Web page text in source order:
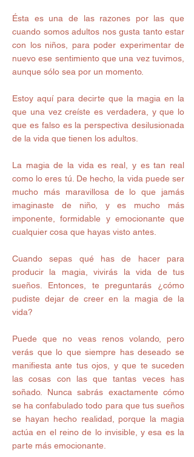
Ésta es una de las razones por las que
cuando somos adultos nos gusta tanto estar
con los niños, para poder experimentar de
nuevo ese sentimiento que una vez tuvimos,
aunque sólo sea por un momento.
Estoy aquí para decirte que la magia en la
que una vez creíste es verdadera, y que lo
que es falso es la perspectiva desilusionada
de la vida que tienen los adultos.
La magia de la vida es real, y es tan real
como lo eres tú. De hecho, la vida puede ser
mucho más maravillosa de lo que jamás
imaginaste de niño, y es mucho más
imponente, formidable y emocionante que
cualquier cosa que hayas visto antes.
Cuando sepas qué has de hacer para
producir la magia, vivirás la vida de tus
sueños. Entonces, te preguntarás ¿cómo
pudiste dejar de creer en la magia de la
vida?
Puede que no veas renos volando, pero
verás que lo que siempre has deseado se
manifiesta ante tus ojos, y que te suceden
las cosas con las que tantas veces has
soñado. Nunca sabrás exactamente cómo
se ha confabulado todo para que tus sueños
se hayan hecho realidad, porque la magia
actúa en el reino de lo invisible, y esa es la
parte más emocionante.